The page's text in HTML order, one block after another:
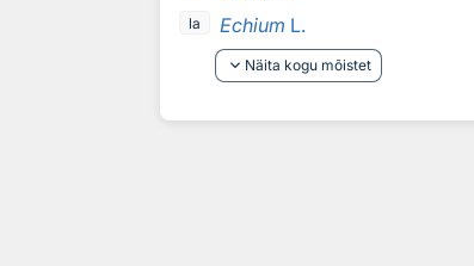
la Echium L.
keyboard_arrow_down Näita kogu mõistet